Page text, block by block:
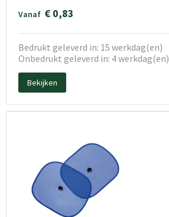
Vanaf € 0,83
Bedrukt geleverd in: 15 werkdag(en)
Onbedrukt geleverd in: 4 werkdag(en)
Bekijken